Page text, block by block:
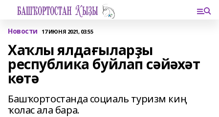
Новости 17 ИЮНЯ 2021, 03:55
Хаҡлы ялдағыларҙы
республика буйлап сәйәхәт
көтә
Башҡортостанда социаль туризм киң
ҡолас ала бара.